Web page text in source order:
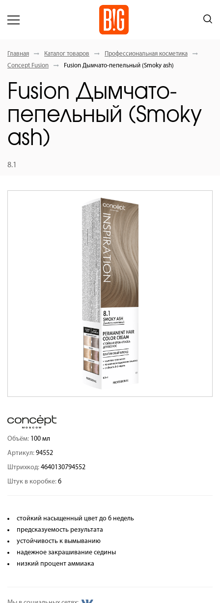
Главная Каталог товаров
Профессиональная косметика
Concept Fusion
Fusion Дымчато-пепельный (Smoky ash)
Fusion Дымчато-
пепельный (Smoky
ash)
8.1
Объём: 100 мл
Артикул: 94552
Штрихкод: 4640130794552
Штук в коробке: 6
стойкий насыщенный цвет до 6 недель
предсказуемость результата
устойчивость к вымыванию
надежное закрашивание седины
низкий процент аммиака